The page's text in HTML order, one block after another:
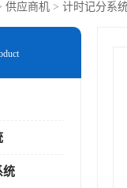
供应商机 > 计时记分系
统